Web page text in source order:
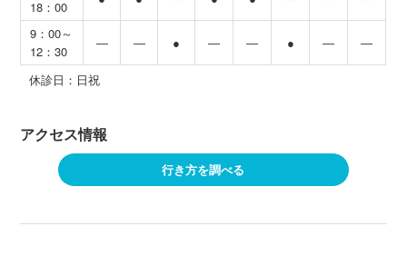
18：00
9：00～
12：30
― ― ● ― ― ● ― ―
休診日：日祝
アクセス情報
行き方を調べる